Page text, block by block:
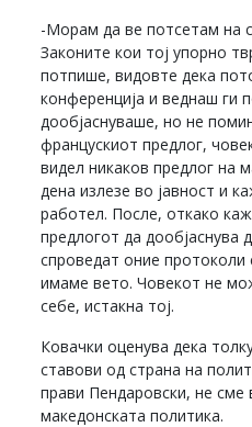
-Морам да ве потсетам на
Законите кои тој упорно
потпише, видовте дека
конференција и веднаш ги
дообјаснуваше, но не
францускиот предлог,
видел никаков предлог на
дена излезе во јавност и
работел. После, откако
предлогот да дообјаснува
спроведат оние протоколи
имаме вето. Човекот не
себе, истакна тој.
Ковачки оценува дека
ставови од страна на
прави Пендаровски, не сме
македонската политика.